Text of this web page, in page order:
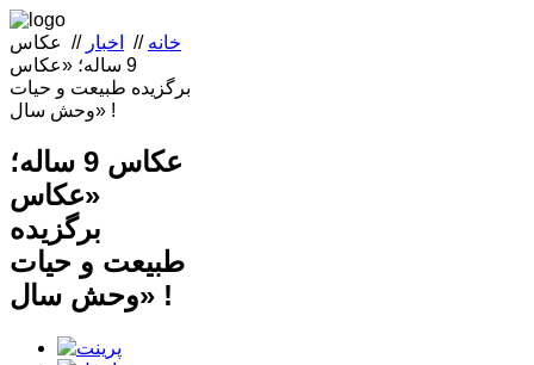
خانه // اخبار // عکاس
9 ساله؛ «عکاس
برگزیده طبیعت و حیات
وحش سال» !
عکاس 9 ساله؛
«عکاس
برگزیده
طبیعت و حیات
وحش سال» !